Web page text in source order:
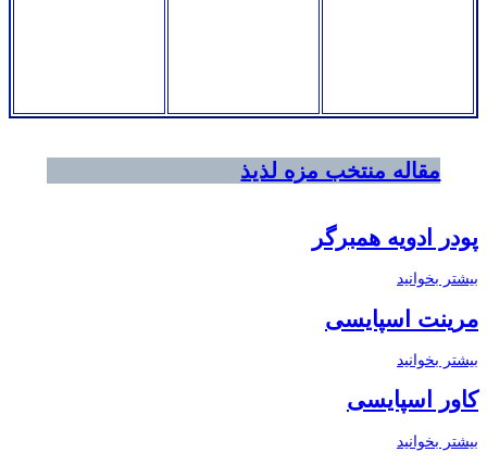
مقاله منتخب مزه لذیذ
پودر ادویه همبرگر
بیشتر بخوانید
مرینت اسپایسی
بیشتر بخوانید
کاور اسپایسی
بیشتر بخوانید